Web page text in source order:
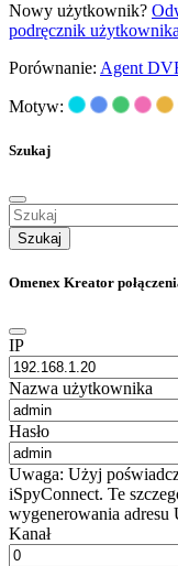
Nowy użytkownik?
podręcznik
Porównanie: Agent
Motyw:
Szukaj
Szukaj
Omenex Kreator
IP
Nazwa użytkownika
Hasło
Uwaga: Użyj
iSpyConnect. Te
wygenerowania adresu
Kanał